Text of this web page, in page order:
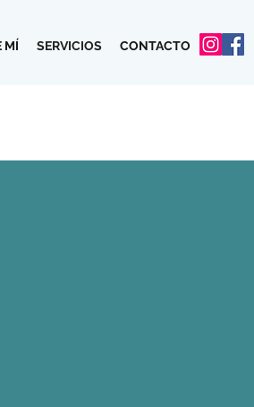
MÍ SERVICIOS CONTACTO